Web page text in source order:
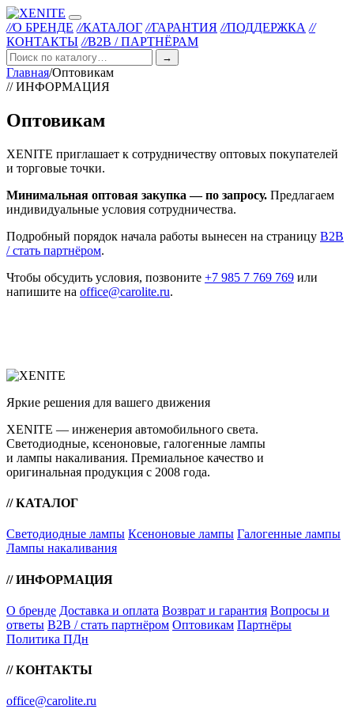
//О БРЕНДЕ //КАТАЛОГ //ГАРАНТИЯ //ПОДДЕРЖКА //
КОНТАКТЫ //B2B / ПАРТНЁРАМ
→
Главная/Оптовикам
// ИНФОРМАЦИЯ
Оптовикам
XENITE приглашает к сотрудничеству оптовых покупателей
и торговые точки.
Минимальная оптовая закупка — по запросу. Предлагаем
индивидуальные условия сотрудничества.
Подробный порядок начала работы вынесен на страницу B2B
/ стать партнёром.
Чтобы обсудить условия, позвоните +7 985 7 769 769 или
напишите на office@carolite.ru.
Яркие решения для вашего движения
XENITE — инженерия автомобильного света.
Светодиодные, ксеноновые, галогенные лампы
и лампы накаливания. Премиальное качество и
оригинальная продукция с 2008 года.
// КАТАЛОГ
Светодиодные лампы Ксеноновые лампы Галогенные лампы
Лампы накаливания
// ИНФОРМАЦИЯ
О бренде Доставка и оплата Возврат и гарантия Вопросы и
ответы B2B / стать партнёром Оптовикам Партнёры
Политика ПДн
// КОНТАКТЫ
office@carolite.ru